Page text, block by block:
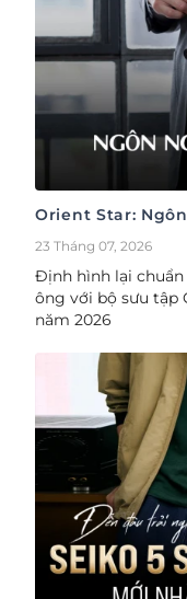
Orient Star:
2026
23 Tháng 07, 2026
Định hình lại
ông với bộ sưu tập
năm 2026